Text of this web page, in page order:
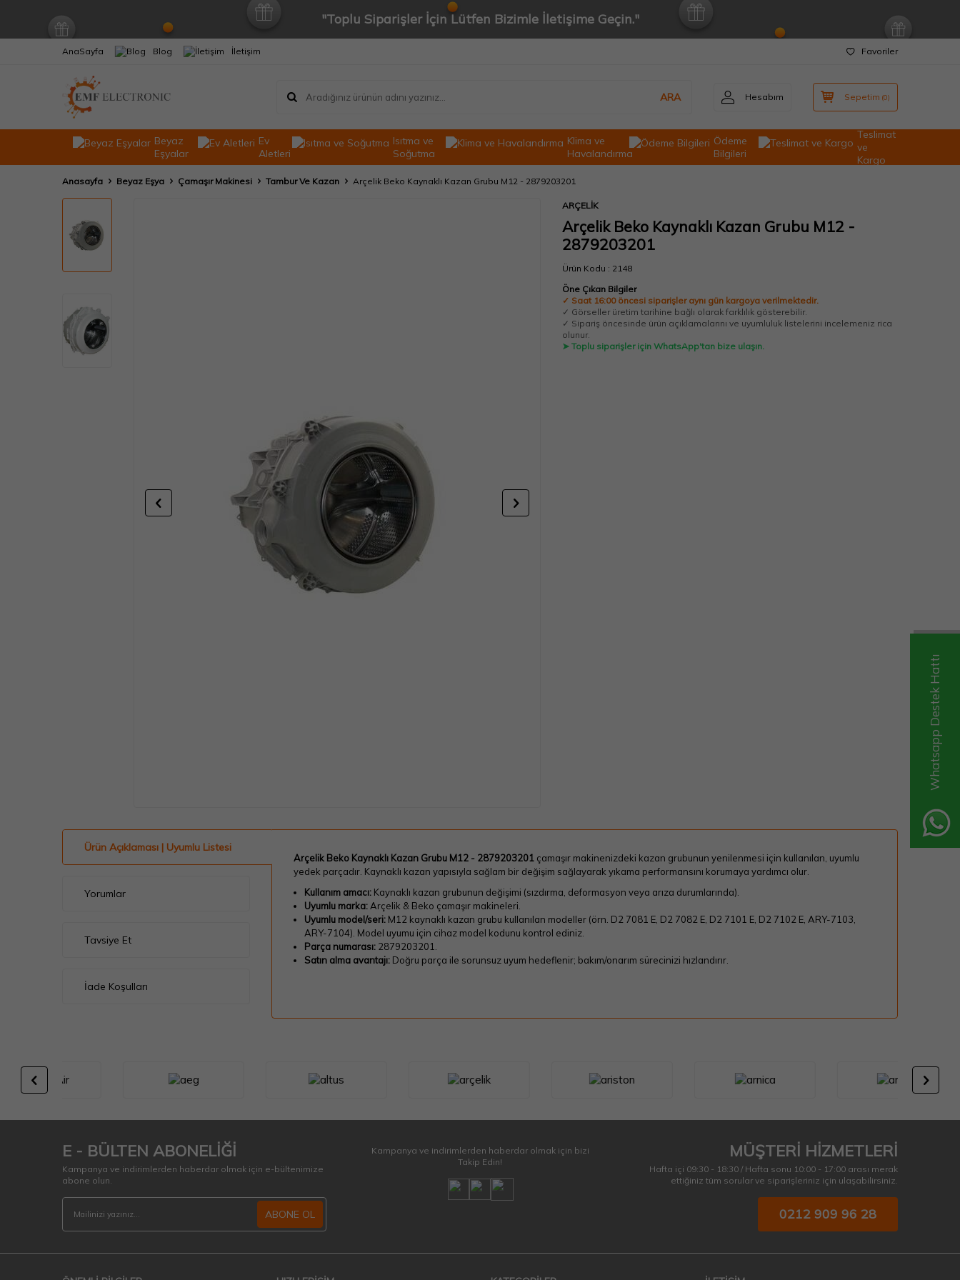
Whatsapp Destek Hattı
"Toplu Siparişler İçin Lütfen Bizimle İletişime Geçin."
AnaSayfa Blog İletişim Favoriler
ARA Hesabım Sepetim (0)
Beyaz
Eşyalar
Ev
Aletleri
Isıtma ve
Soğutma
Klima ve
Havalandırma
Ödeme
Bilgileri
Teslimat
ve
Kargo
Anasayfa Beyaz Eşya Çamaşır Makinesi Tambur Ve Kazan Arçelik Beko Kaynaklı Kazan Grubu M12 - 2879203201
ARÇELİK
Arçelik Beko Kaynaklı Kazan Grubu M12 -
2879203201
Ürün Kodu : 2148
Öne Çıkan Bilgiler
✓ Saat 16:00 öncesi siparişler aynı gün kargoya verilmektedir.
✓ Görseller üretim tarihine bağlı olarak farklılık gösterebilir.
✓ Sipariş öncesinde ürün açıklamalarını ve uyumluluk listelerini incelemeniz rica
olunur.
➤ Toplu siparişler için WhatsApp'tan bize ulaşın.
Ürün Açıklaması | Uyumlu Listesi
Yorumlar
Tavsiye Et
İade Koşulları
Arçelik Beko Kaynaklı Kazan Grubu M12 - 2879203201çamaşır makinenizdeki kazan grubunun yenilenmesi için kullanılan, uyumlu
yedek parçadır. Kaynaklı kazan yapısıyla sağlam bir değişim sağlayarak yıkama performansını korumaya yardımcı olur.
Kullanım amacı:Kaynaklı kazan grubunun değişimi (sızdırma, deformasyon veya arıza durumlarında).
Uyumlu marka:Arçelik & Beko çamaşır makineleri.
Uyumlu model/seri:M12 kaynaklı kazan grubu kullanılan modeller (örn. D2 7081 E, D2 7082 E, D2 7101 E, D2 7102 E, ARY-7103
ARY-7104). Model uyumu için cihaz model kodunu kontrol ediniz.
Parça numarası:2879203201.
Satın alma avantajı:Doğru parça ile sorunsuz uyum hedeflenir; bakım/onarım sürecinizi hızlandırır.
E - BÜLTEN ABONELİĞİ
Kampanya ve indirimlerden haberdar olmak için e-bültenimize
abone olun.
ABONE OL
Kampanya ve indirimlerden haberdar olmak için bizi
Takip Edin!
MÜŞTERİ HİZMETLERİ
Hafta içi 09:30 - 18:30 / Hafta sonu 10:00 - 17:00 arası merak
ettiğiniz tüm sorular ve siparişleriniz için ulaşabilirsiniz.
0212 909 96 28